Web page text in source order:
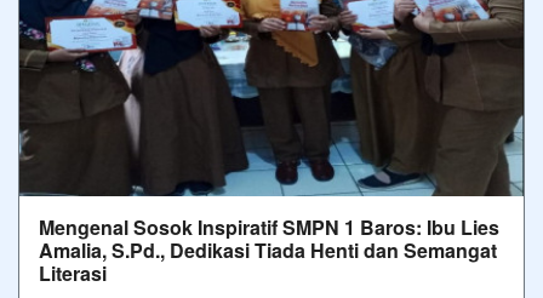
Mengenal Sosok Inspiratif SMPN 1 Baros: Ibu Lies
Amalia, S.Pd., Dedikasi Tiada Henti dan Semangat
Literasi